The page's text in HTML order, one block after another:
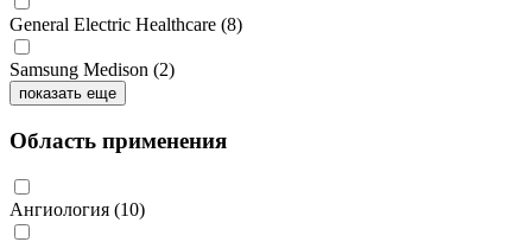
General Electric Healthcare (8)
Samsung Medison (2)
показать еще
Область применения
Ангиология (10)